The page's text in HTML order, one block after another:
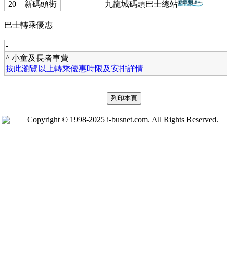
20 新碼頭街 九龍城碼頭巴士總站
巴士轉乘優惠
-
^ 小童及長者車費
按此瀏覽以上轉乘優惠時限及安排詳情
Copyright © 1998-2025 i-busnet.com. All Rights Reserved.